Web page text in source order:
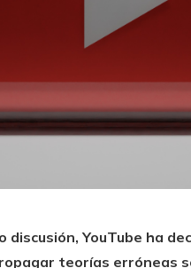
discusión, YouTube ha
teorías erróneas